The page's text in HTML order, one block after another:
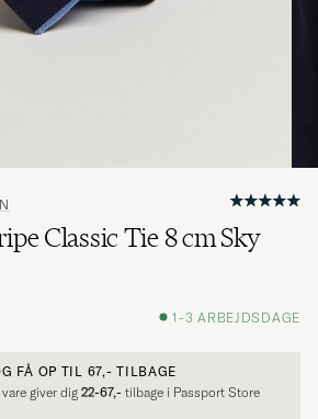
Classic Tie 8 cm Sky
1-3 ARBEJDSDAGE
FÅ OP TIL 67,- TILBAGE
giver dig 22-67,- tilbage i Passport Store